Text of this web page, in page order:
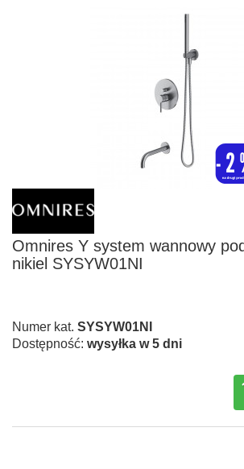
Omnires Y system wannowy
nikiel SYSYW01NI
Numer kat. SYSYW01NI
Dostępność: wysyłka w 5 dni